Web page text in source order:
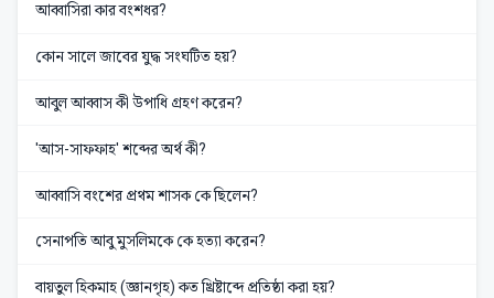
আব্বাসিরা কার বংশধর?
কোন সালে জাবের যুদ্ধ সংঘটিত হয়?
আবুল আব্বাস কী উপাধি গ্রহণ করেন?
'আস-সাফফাহ' শব্দের অর্থ কী?
আব্বাসি বংশের প্রথম শাসক কে ছিলেন?
সেনাপতি আবু মুসলিমকে কে হত্যা করেন?
বায়তুল হিকমাহ (জ্ঞানগৃহ) কত খ্রিষ্টাব্দে প্রতিষ্ঠা করা হয়?